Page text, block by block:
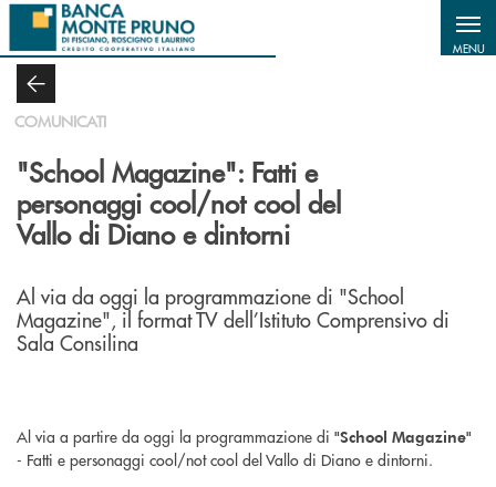
Salta al contenuto principale
MENU
COMUNICATI
"School Magazine": Fatti e
personaggi cool/not cool del
Vallo di Diano e dintorni
Al via da oggi la programmazione di "School
Magazine", il format TV dell’Istituto Comprensivo di
Sala Consilina
Al via a partire da oggi la programmazione di "School Magazine"
- Fatti e personaggi cool/not cool del Vallo di Diano e dintorni.